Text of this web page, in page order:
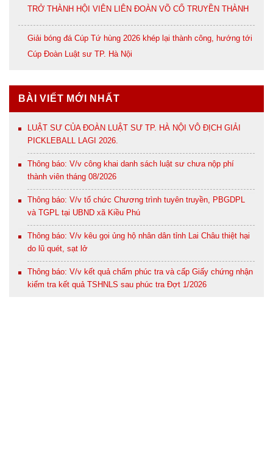
TRỞ THÀNH HỘI VIÊN LIÊN ĐOÀN VÕ CỔ TRUYỀN THÀNH
PHỐ HÀ NỘI
Giải bóng đá Cúp Tứ hùng 2026 khép lại thành công, hướng tới
Cúp Đoàn Luật sư TP. Hà Nội
BÀI VIẾT MỚI NHẤT
LUẬT SƯ CỦA ĐOÀN LUẬT SƯ TP. HÀ NỘI VÔ ĐỊCH GIẢI
PICKLEBALL LAGI 2026.
Thông báo: V/v công khai danh sách luật sư chưa nộp phí
thành viên tháng 08/2026
Thông báo: V/v tổ chức Chương trình tuyên truyền, PBGDPL
và TGPL tại UBND xã Kiều Phú
Thông báo: V/v kêu gọi ủng hộ nhân dân tỉnh Lai Châu thiệt hại
do lũ quét, sạt lở
Thông báo: V/v kết quả chấm phúc tra và cấp Giấy chứng nhận
kiểm tra kết quả TSHNLS sau phúc tra Đợt 1/2026